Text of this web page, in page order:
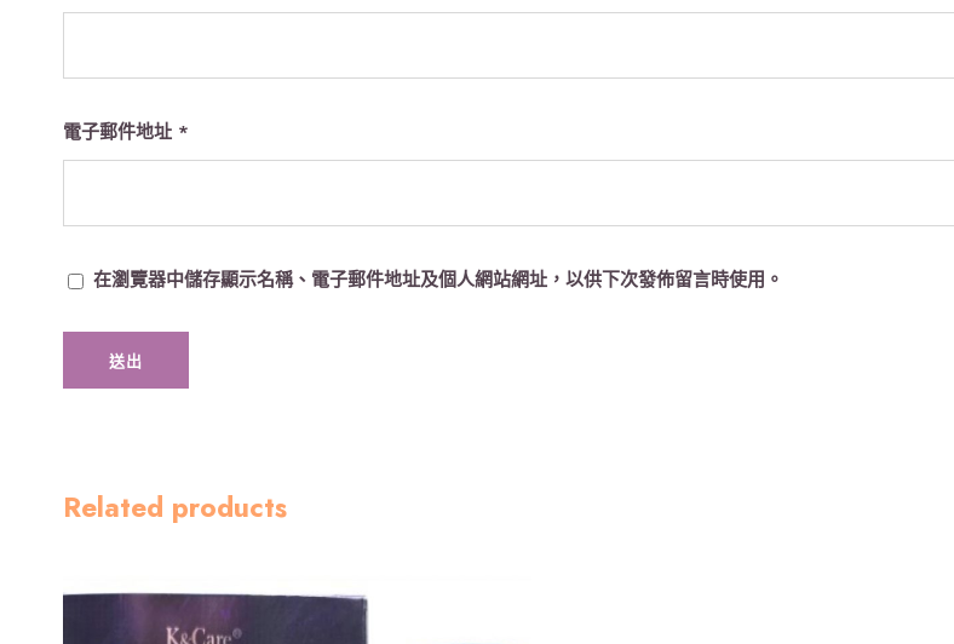
電子郵件地址 *
在瀏覽器中儲存顯示名稱、電子郵件地址及個人網站網址，以供下次發佈留言時使用。
Related products